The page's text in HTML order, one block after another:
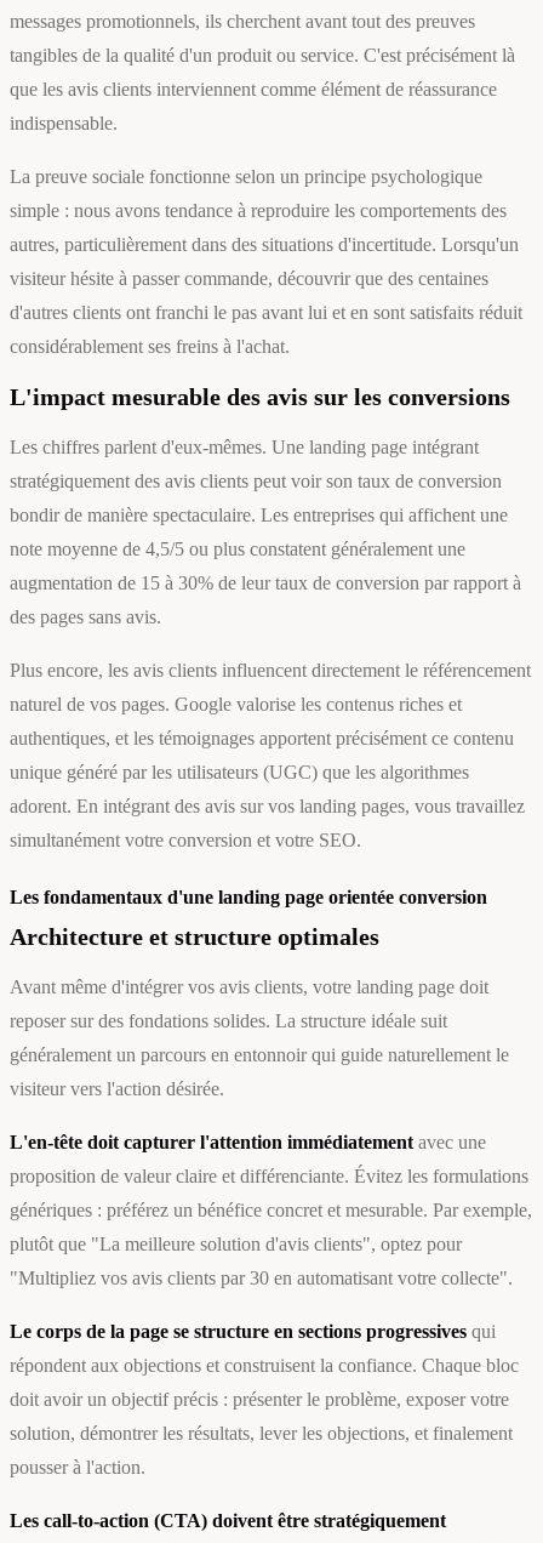
messages promotionnels, ils cherchent avant tout des preuves
tangibles de la qualité d'un produit ou service. C'est précisément là
que les avis clients interviennent comme élément de réassurance
indispensable.
La preuve sociale fonctionne selon un principe psychologique
simple : nous avons tendance à reproduire les comportements des
autres, particulièrement dans des situations d'incertitude. Lorsqu'un
visiteur hésite à passer commande, découvrir que des centaines
d'autres clients ont franchi le pas avant lui et en sont satisfaits réduit
considérablement ses freins à l'achat.
L'impact mesurable des avis sur les conversions
Les chiffres parlent d'eux-mêmes. Une landing page intégrant
stratégiquement des avis clients peut voir son taux de conversion
bondir de manière spectaculaire. Les entreprises qui affichent une
note moyenne de 4,5/5 ou plus constatent généralement une
augmentation de 15 à 30% de leur taux de conversion par rapport à
des pages sans avis.
Plus encore, les avis clients influencent directement le référencement
naturel de vos pages. Google valorise les contenus riches et
authentiques, et les témoignages apportent précisément ce contenu
unique généré par les utilisateurs (UGC) que les algorithmes
adorent. En intégrant des avis sur vos landing pages, vous travaillez
simultanément votre conversion et votre SEO.
Les fondamentaux d'une landing page orientée conversion
Architecture et structure optimales
Avant même d'intégrer vos avis clients, votre landing page doit
reposer sur des fondations solides. La structure idéale suit
généralement un parcours en entonnoir qui guide naturellement le
visiteur vers l'action désirée.
L'en-tête doit capturer l'attention immédiatement avec une
proposition de valeur claire et différenciante. Évitez les formulations
génériques : préférez un bénéfice concret et mesurable. Par exemple,
plutôt que "La meilleure solution d'avis clients", optez pour
"Multipliez vos avis clients par 30 en automatisant votre collecte".
Le corps de la page se structure en sections progressives qui
répondent aux objections et construisent la confiance. Chaque bloc
doit avoir un objectif précis : présenter le problème, exposer votre
solution, démontrer les résultats, lever les objections, et finalement
pousser à l'action.
Les call-to-action (CTA) doivent être stratégiquement